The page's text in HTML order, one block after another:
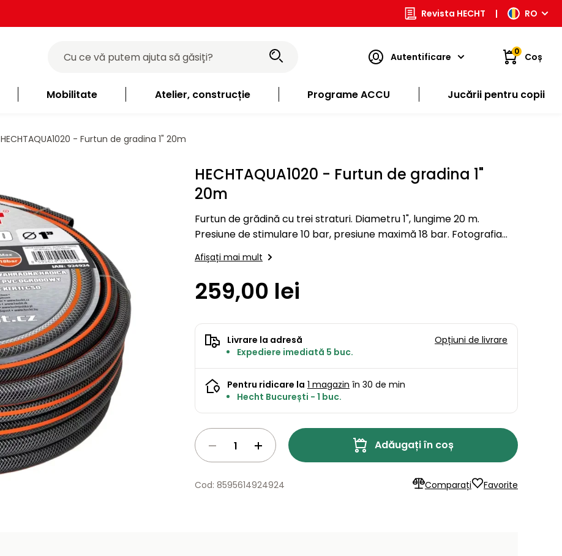
Revista HECHT | RO
Autentificare 0 Coș
Mobilitate Atelier, construcție Programe ACCU Jucării pentru copii
HECHTAQUA1020 - Furtun de gradina 1" 20m
HECHTAQUA1020 - Furtun de gradina 1"
20m
Furtun de grădină cu trei straturi. Diametru 1", lungime 20 m.
Presiune de stimulare 10 bar, presiune maximă 18 bar. Fotografia
Afișați mai mult
259,00 lei
Livrare la adresă
Expediere imediată 5 buc.
Opțiuni de livrare
Pentru ridicare la 1 magazin în 30 de min
Hecht București - 1 buc.
Adăugați în coș
Comparați Favorite
Cod: 8595614924924